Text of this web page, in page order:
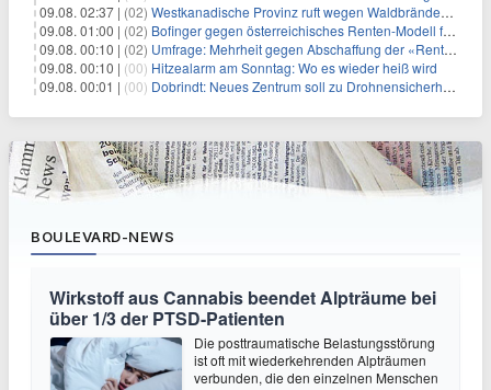
09.08. 02:37 | (02) Westkanadische Provinz ruft wegen Waldbränden Notstand aus
09.08. 01:00 | (02) Bofinger gegen österreichisches Renten-Modell für Schwerarbeiter
09.08. 00:10 | (02) Umfrage: Mehrheit gegen Abschaffung der «Rente mit 63»
09.08. 00:10 | (00) Hitzealarm am Sonntag: Wo es wieder heiß wird
09.08. 00:01 | (00) Dobrindt: Neues Zentrum soll zu Drohnensicherheit forschen
BOULEVARD-NEWS
Wirkstoff aus Cannabis beendet Alpträume bei
über 1/3 der PTSD-Patienten
Die posttraumatische Belastungsstörung
ist oft mit wiederkehrenden Alpträumen
verbunden, die den einzelnen Menschen